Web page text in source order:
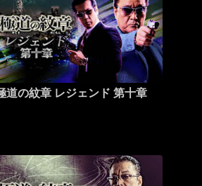
道の紋章 レジェンド 第十章